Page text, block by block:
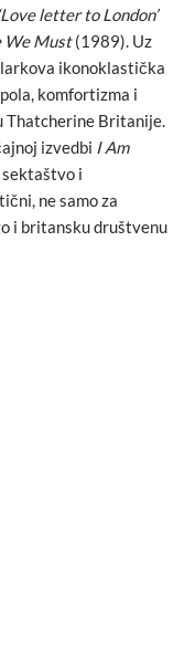
‘Love letter to London’
We Must(1989). Uz
ikonoklastička
komfortizma i
Thatcherine Britanije.
izvedbi I Am
i
ne samo za
i britansku društvenu